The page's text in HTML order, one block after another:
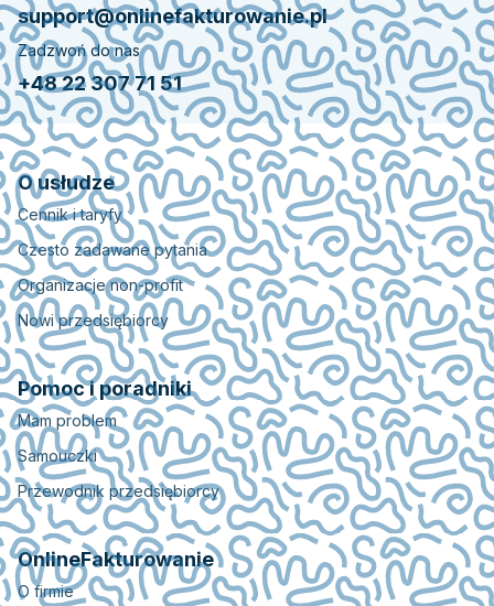
support@onlinefakturowanie.pl
Zadzwoń do nas
+48 22 307 71 51
O usłudze
Cennik i taryfy
Czesto zadawane pytania
Organizacje non-profit
Nowi przedsiębiorcy
Pomoc i poradniki
Mam problem
Samouczki
Przewodnik przedsiębiorcy
OnlineFakturowanie
O firmie